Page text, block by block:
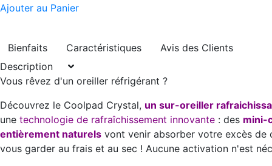
Ajouter au Panier
Bienfaits Caractéristiques
Avis des Clients
Description
Vous rêvez d'un oreiller réfrigérant ?
Découvrez le Coolpad Crystal, un sur-oreiller
une technologie de rafraîchissement innovante : des mini-
entièrement naturels vont venir absorber votre excès de
vous garder au frais et au sec ! Aucune activation n'est